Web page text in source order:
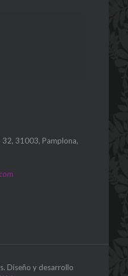
32, 31003, Pamplona,
Diseño y desarrollo